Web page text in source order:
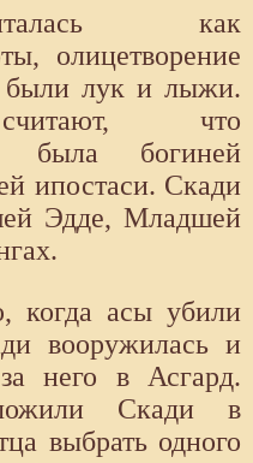
как
олицетворение
были лук и лыжи.
что
была богиней
ипостаси. Скади
Эдде, Младшей
когда асы убили
вооружилась и
него в Асгард.
Скади в
выбрать одного